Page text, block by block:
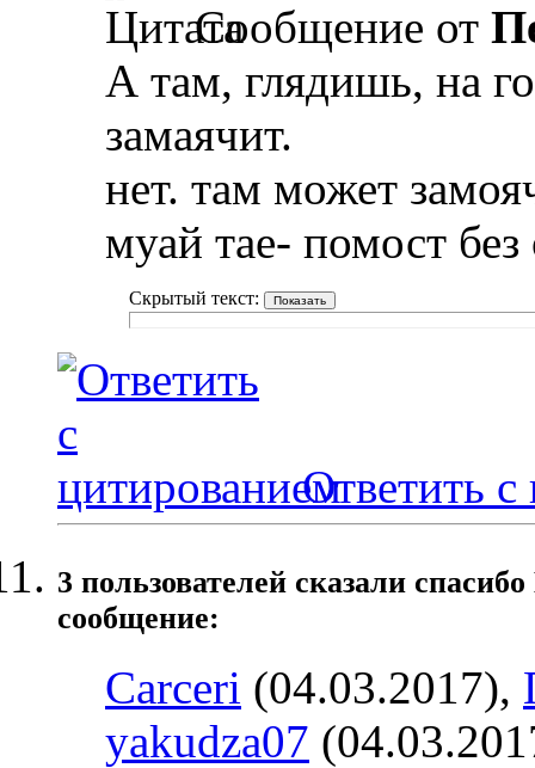
Сообщение от
А там, глядишь, на
замаячит.
нет. там может
муай тае- помост
Скрытый текст:
Ответить с
3 пользователей сказали
сообщение:
Carceri (04.03.2017),
yakudza07